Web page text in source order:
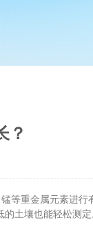
？
等重金属元素进
土壤也能轻松测定